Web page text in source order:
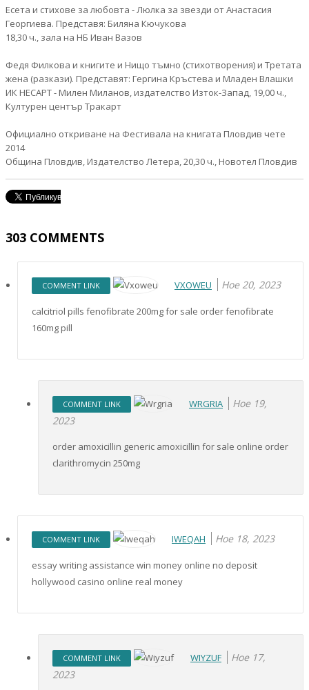
Есета и стихове за любовта - Люлка за звезди от Анастасия
Георгиева. Представя: Биляна Кючукова
18,30 ч., зала на НБ Иван Вазов
Федя Филкова и книгите и Нищо тъмно (стихотворения) и Третата
жена (разкази). Представят: Гергина Кръстева и Младен Влашки
ИК НЕСАРТ - Милен Миланов, издателство Изток-Запад, 19,00 ч.,
Културен център Тракарт
Официално откриване на Фестивала на книгата Пловдив чете
2014
Община Пловдив, Издателство Летера, 20,30 ч., Новотел Пловдив
303 COMMENTS
COMMENT LINK VXOWEU Ное 20, 2023
calcitriol pills fenofibrate 200mg for sale order fenofibrate
160mg pill
COMMENT LINK WRGRIA
Ное 19,
2023
order amoxicillin generic amoxicillin for sale online order
clarithromycin 250mg
COMMENT LINK IWEQAH Ное 18, 2023
essay writing assistance win money online no deposit
hollywood casino online real money
COMMENT LINK WIYZUF
Ное 17,
2023